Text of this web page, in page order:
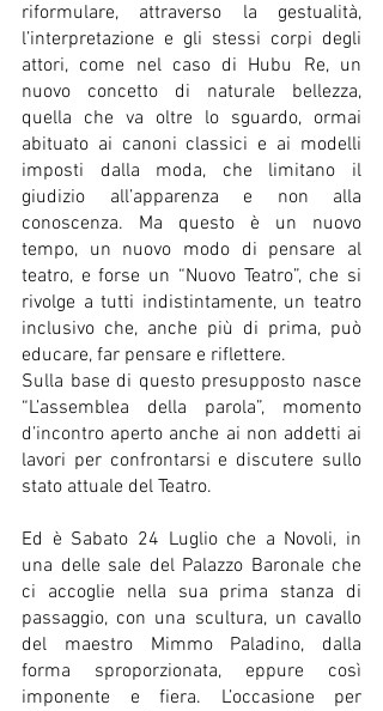
riformulare, attraverso la gestualità,
l’interpretazione e gli stessi corpi degli
attori, come nel caso di Hubu Re, un
nuovo concetto di naturale bellezza,
quella che va oltre lo sguardo, ormai
abituato ai canoni classici e ai modelli
imposti dalla moda, che limitano il
giudizio all’apparenza e non alla
conoscenza. Ma questo è un nuovo
tempo, un nuovo modo di pensare al
teatro, e forse un “Nuovo Teatro”, che si
rivolge a tutti indistintamente, un teatro
inclusivo che, anche più di prima, può
educare, far pensare e riflettere.
Sulla base di questo presupposto nasce
“L’assemblea della parola”, momento
d’incontro aperto anche ai non addetti ai
lavori per confrontarsi e discutere sullo
stato attuale del Teatro.
Ed è Sabato 24 Luglio che a Novoli, in
una delle sale del Palazzo Baronale che
ci accoglie nella sua prima stanza di
passaggio, con una scultura, un cavallo
del maestro Mimmo Paladino, dalla
forma sproporzionata, eppure così
imponente e fiera. L’occasione per